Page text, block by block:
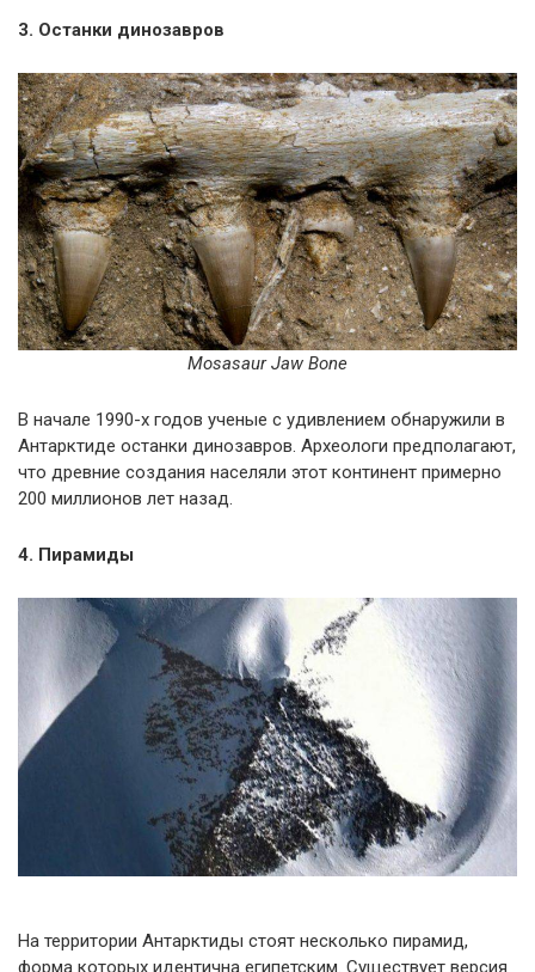
3. Останки динозавров
Mosasaur Jaw Bone
В начале 1990-х годов ученые с удивлением обнаружили в
Антарктиде останки динозавров. Археологи предполагают,
что древние создания населяли этот континент примерно
200 миллионов лет назад.
4. Пирамиды
На территории Антарктиды стоят несколько пирамид,
форма которых идентична египетским. Существует версия